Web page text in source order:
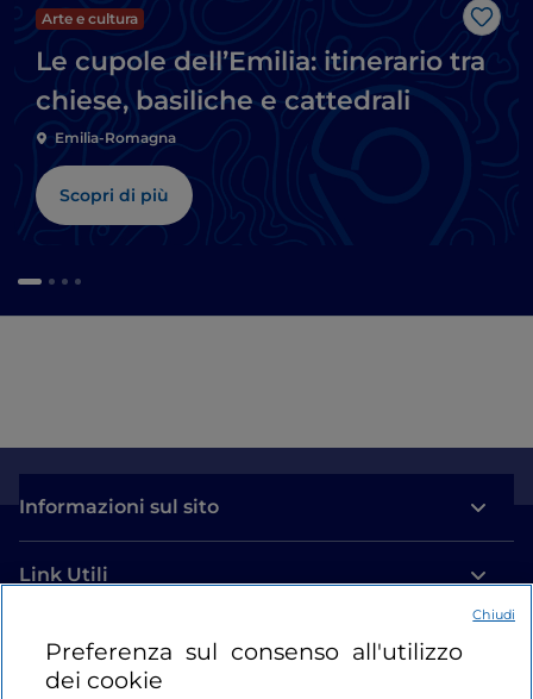
Like
Arte e cultura
Le cupole dell’Emilia: itinerario tra
chiese, basiliche e cattedrali
Emilia-Romagna
Scopri di più
Informazioni sul sito
Link Utili
Login
Restiamo in contatto
Preferenza sul consenso all'utilizzo
dei cookie
Chiudi